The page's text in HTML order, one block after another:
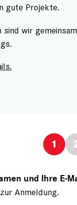
gute Projekte.
wir gemeinsam
und Ihre E-
Anmeldung.